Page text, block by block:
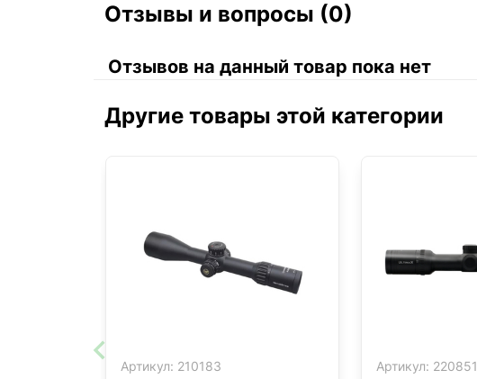
Отзывы и вопросы (0)
Отзывов на данный товар пока нет
Другие товары этой категории
Артикул: 210183 Артикул: 220851